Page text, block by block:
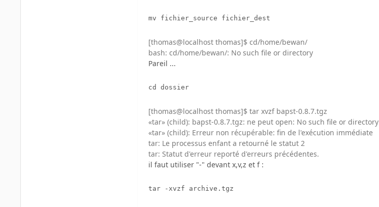
mv fichier_source fichier_dest
[thomas@localhost thomas]$ cd/home/bewan/
bash: cd/home/bewan/: No such file or directory
Pareil ...
cd dossier
[thomas@localhost thomas]$ tar xvzf bapst-0.8.7.tgz
«tar» (child): bapst-0.8.7.tgz: ne peut open: No such file or directory
«tar» (child): Erreur non récupérable: fin de l'exécution immédiate
tar: Le processus enfant a retourné le statut 2
tar: Statut d'erreur reporté d'erreurs précédentes.
il faut utiliser "-" devant x,v,z et f :
tar -xvzf archive.tgz